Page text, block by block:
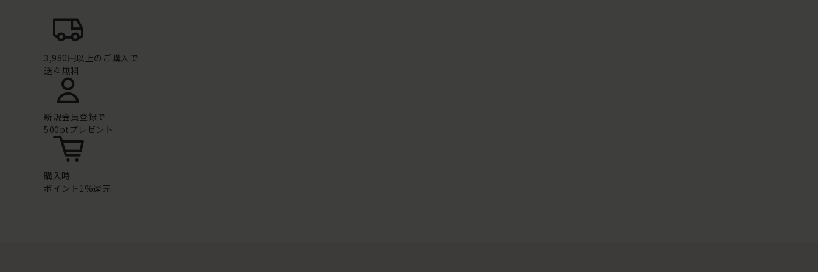
3,980円以上のご購入で
送料無料
新規会員登録で
500ptプレゼント
購入時
ポイント1%還元